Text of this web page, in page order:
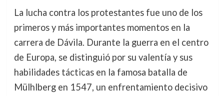
La lucha contra los protestantes fue uno de los
primeros y más importantes momentos en la
carrera de Dávila. Durante la guerra en el centro
de Europa, se distinguió por su valentía y sus
habilidades tácticas en la famosa batalla de
Mülhlberg en 1547, un enfrentamiento decisivo